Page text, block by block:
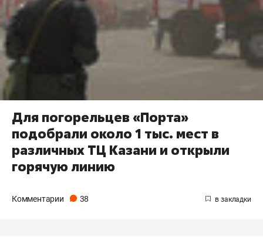
Для погорельцев «Порта»
подобрали около 1 тыс. мест в
различных ТЦ Казани и открыли
горячую линию
Комментарии 38